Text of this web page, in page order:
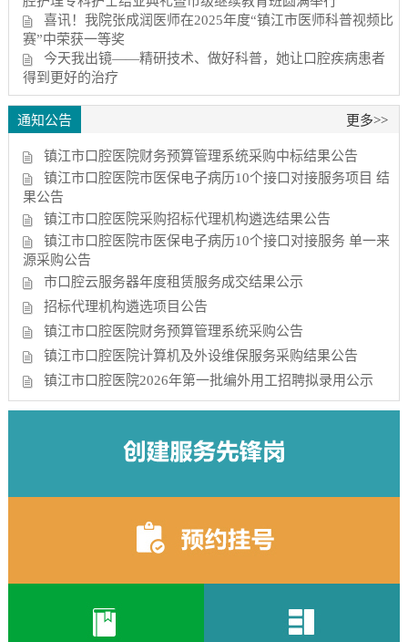
喜讯！我院张成润医师在2025年度“镇江市医师科普视频比
赛”中荣获一等奖
今天我出镜——精研技术、做好科普，她让口腔疾病患者
得到更好的治疗
通知公告 更多>>
镇江市口腔医院财务预算管理系统采购中标结果公告
镇江市口腔医院市医保电子病历10个接口对接服务项目 结
果公告
镇江市口腔医院采购招标代理机构遴选结果公告
镇江市口腔医院市医保电子病历10个接口对接服务 单一来
源采购公告
市口腔云服务器年度租赁服务成交结果公示
招标代理机构遴选项目公告
镇江市口腔医院财务预算管理系统采购公告
镇江市口腔医院计算机及外设维保服务采购结果公告
镇江市口腔医院2026年第一批编外用工招聘拟录用公示